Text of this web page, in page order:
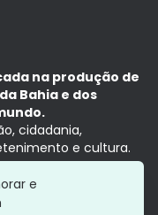
na produção de
Bahia e dos
cidadania,
e cultura.
tempo presente,
e